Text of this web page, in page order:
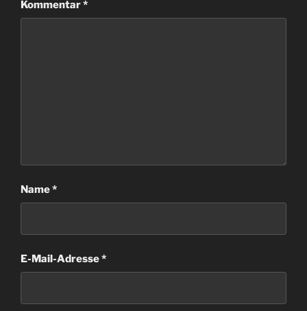
Kommentar*
Name*
E-Mail-Adresse*